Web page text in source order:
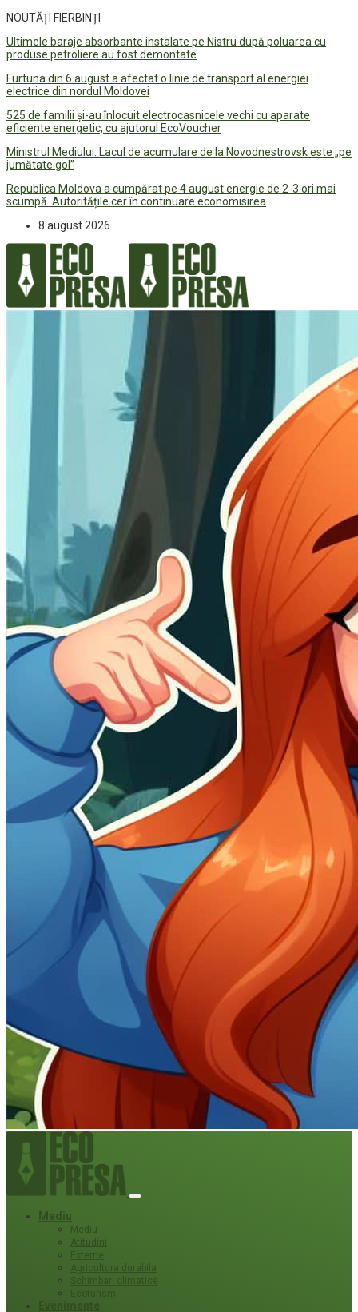
NOUTĂȚI FIERBINȚI
Ultimele baraje absorbante instalate pe Nistru după poluarea cu
produse petroliere au fost demontate
Furtuna din 6 august a afectat o linie de transport al energiei
electrice din nordul Moldovei
525 de familii și-au înlocuit electrocasnicele vechi cu aparate
eficiente energetic, cu ajutorul EcoVoucher
Ministrul Mediului: Lacul de acumulare de la Novodnestrovsk este „pe
jumătate gol”
Republica Moldova a cumpărat pe 4 august energie de 2-3 ori mai
scumpă. Autoritățile cer în continuare economisirea
8 august 2026
Mediu
Mediu
Atitudini
Externe
Agricultura durabila
Schimbari climatice
Ecoturism